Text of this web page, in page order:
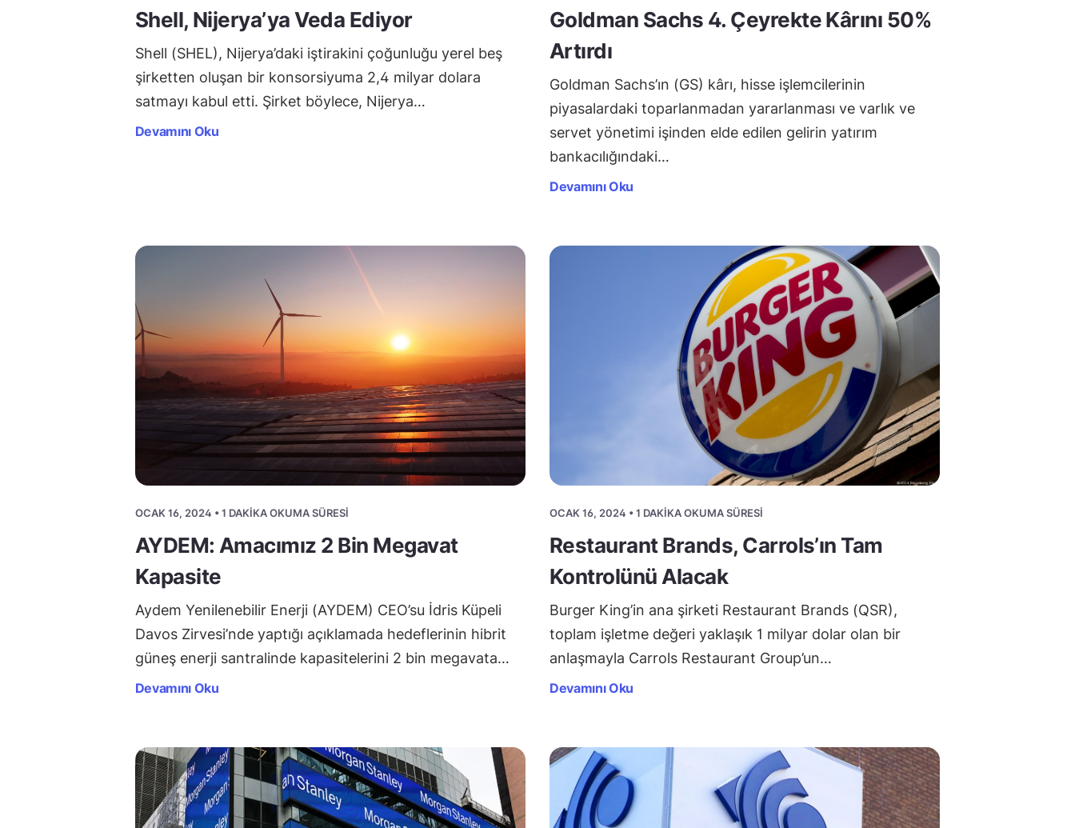
Shell, Nijerya’ya Veda Ediyor
Shell (SHEL), Nijerya’daki iştirakini çoğunluğu yerel beş
şirketten oluşan bir konsorsiyuma 2,4 milyar dolara
satmayı kabul etti. Şirket böylece, Nijerya…
Devamını Oku
Goldman Sachs 4. Çeyrekte Kârını 50%
Artırdı
Goldman Sachs’ın (GS) kârı, hisse işlemcilerinin
piyasalardaki toparlanmadan yararlanması ve varlık ve
servet yönetimi işinden elde edilen gelirin yatırım
bankacılığındaki…
Devamını Oku
OCAK 16, 2024 • 1 DAKIKA OKUMA SÜRESI
AYDEM: Amacımız 2 Bin Megavat
Kapasite
Aydem Yenilenebilir Enerji (AYDEM) CEO’su İdris Küpeli
Davos Zirvesi’nde yaptığı açıklamada hedeflerinin hibrit
güneş enerji santralinde kapasitelerini 2 bin megavata…
Devamını Oku
OCAK 16, 2024 • 1 DAKIKA OKUMA SÜRESI
Restaurant Brands, Carrols’ın Tam
Kontrolünü Alacak
Burger King’in ana şirketi Restaurant Brands (QSR),
toplam işletme değeri yaklaşık 1 milyar dolar olan bir
anlaşmayla Carrols Restaurant Group’un…
Devamını Oku